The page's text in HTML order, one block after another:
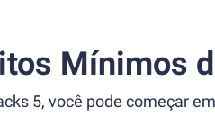
Mínimos
5, você pode começar